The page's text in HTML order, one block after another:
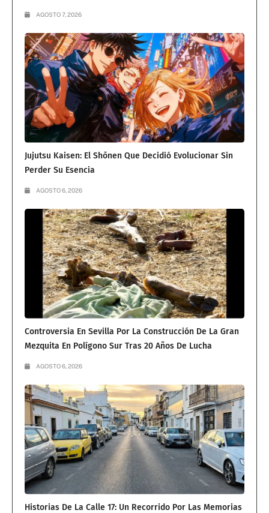
AGOSTO 7, 2026
Jujutsu Kaisen: El Shōnen Que Decidió Evolucionar Sin
Perder Su Esencia
AGOSTO 6, 2026
Controversia En Sevilla Por La Construcción De La Gran
Mezquita En Polígono Sur Tras 20 Años De Lucha
AGOSTO 6, 2026
Historias De La Calle 17: Un Recorrido Por Las Memorias